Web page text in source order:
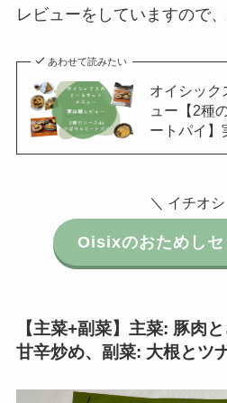
レビューをしていますので、
あわせて読みたい
オイシック
ュー【2種
ートパイ】
＼ イチオ
Oisixのおためしセ
【主菜+副菜】 主菜: 豚肉
甘辛炒め、 副菜: 大根とツ